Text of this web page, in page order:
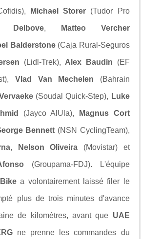
Michael Storer (Tudor Pro
Delbove, Matteo Vercher
Balderstone (Caja Rural-Seguros
(Lidl-Trek), Alex Baudin (EF
Vlad Van Mechelen (Bahrain
(Soudal Quick-Step), Luke
(Jayco AlUla), Magnus Cort
Bennett (NSN CyclingTeam),
, Nelson Oliveira (Movistar) et
(Groupama-FDJ). L'équipe
Bikea volontairement laissé filer le
plus de trois minutes d'avance
de kilomètres, avant que UAE
ne prenne les commandes du